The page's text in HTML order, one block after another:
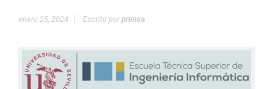
enero 25, 2024 Escrito porprensa